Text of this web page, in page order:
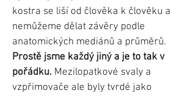
kostra se liší od člověka k člověku a
nemůžeme dělat závěry podle
anatomických mediánů a průměrů.
Prostě jsme každý jiný a je to tak v
pořádku. Mezilopatkové svaly a
vzpřimovače ale byly tvrdé jako